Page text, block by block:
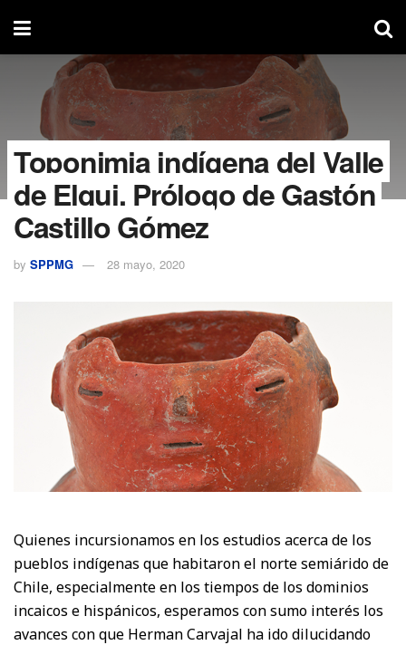
Toponimia indígena del Valle
de Elqui. Prólogo de Gastón
Castillo Gómez
by SPPMG 28 mayo, 2020
Quienes incursionamos en los estudios acerca de los
pueblos indígenas que habitaron el norte semiárido de
Chile, especialmente en los tiempos de los dominios
incaicos e hispánicos, esperamos con sumo interés los
avances con que Herman Carvajal ha ido dilucidando